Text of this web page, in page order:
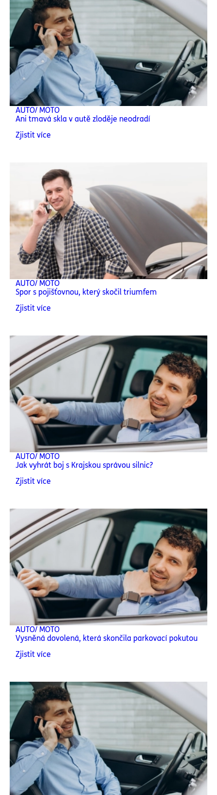
AUTO/ MOTO
Ani tmavá skla v autě zloděje neodradí
Zjistit více
AUTO/ MOTO
Spor s pojišťovnou, který skočil triumfem
Zjistit více
AUTO/ MOTO
Jak vyhrát boj s Krajskou správou silnic?
Zjistit více
AUTO/ MOTO
Vysněná dovolená, která skončila parkovací pokutou
Zjistit více